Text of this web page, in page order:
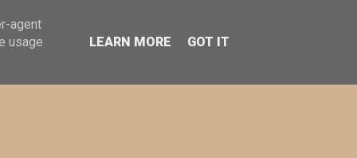
agent
usage
LEARN MORE GOT IT